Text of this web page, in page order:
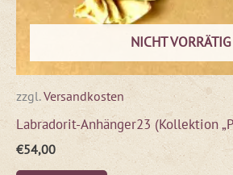
NICHT VORRÄTIG
zzgl.Versandkosten
Labradorit-Anhänger23 (Kollektion
€54,00